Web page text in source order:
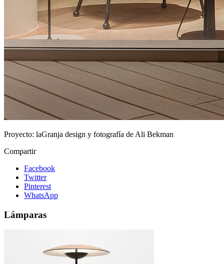
Proyecto: laGranja design y fotografía de Ali Bekman
Compartir
Facebook
Twitter
Pinterest
WhatsApp
Lámparas